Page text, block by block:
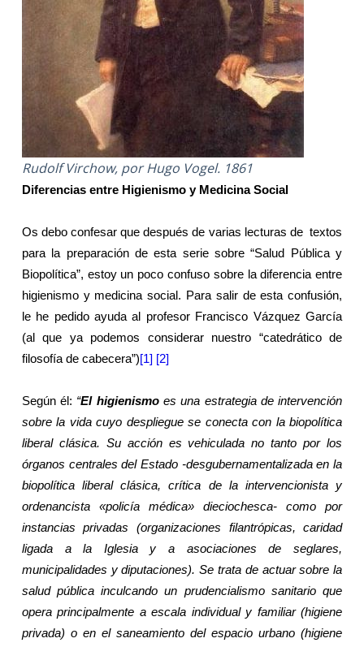
Rudolf Virchow, por Hugo Vogel. 1861
Diferencias entre Higienismo y Medicina Social
Os debo confesar que después de varias lecturas de textos
para la preparación de esta serie sobre “Salud Pública y
Biopolítica”, estoy un poco confuso sobre la diferencia entre
higienismo y medicina social. Para salir de esta confusión,
le he pedido ayuda al profesor Francisco Vázquez García
(al que ya podemos considerar nuestro “catedrático de
filosofía de cabecera”)[1] [2]
Según él: “El higienismoes una estrategia de intervención
sobre la vida cuyo despliegue se conecta con la biopolítica
liberal clásica. Su acción es vehiculada no tanto por los
órganos centrales del Estado -desgubernamentalizada en la
biopolítica liberal clásica, crítica de la intervencionista y
ordenancista «policía médica» dieciochesca- como por
instancias privadas (organizaciones filantrópicas, caridad
ligada ala Iglesiay a asociaciones de seglares,
municipalidades y diputaciones). Se trata de actuar sobre la
salud pública inculcando un prudencialismo sanitario que
opera principalmente a escala individual y familiar (higiene
privada) o en el saneamiento del espacio urbano (higiene